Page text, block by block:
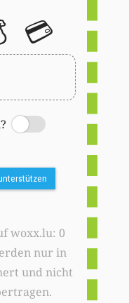
💳
woxx.lu: 0
nur in
und nicht